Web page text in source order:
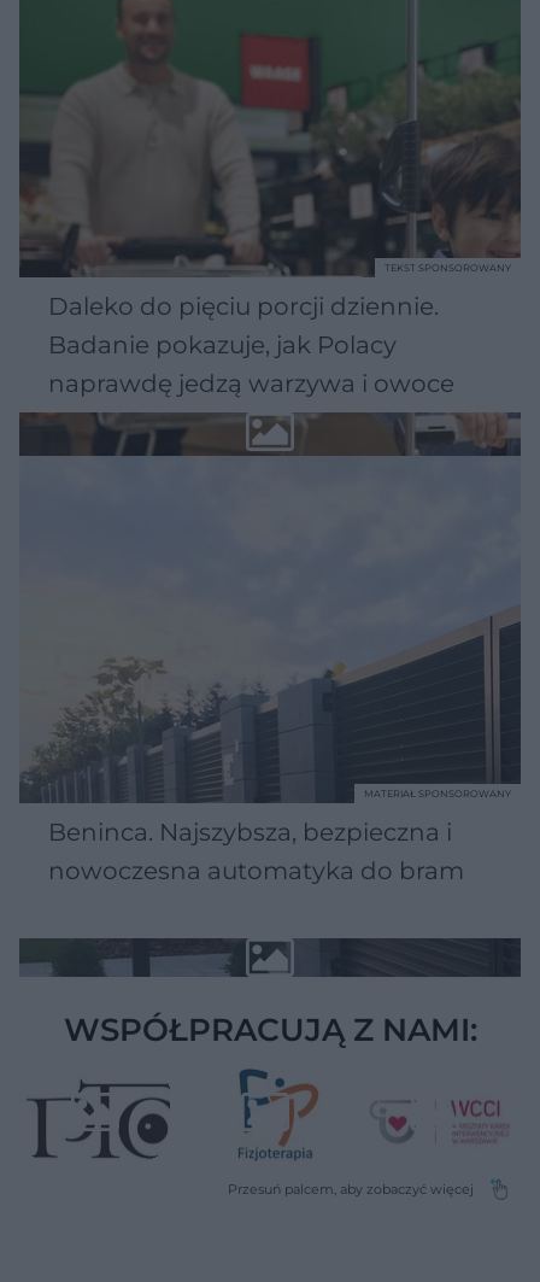
Daleko do pięciu porcji dziennie.
Badanie pokazuje, jak Polacy
naprawdę jedzą warzywa i owoce
TEKST SPONSOROWANY
Beninca. Najszybsza, bezpieczna i
nowoczesna automatyka do bram
MATERIAŁ SPONSOROWANY
WSPÓŁPRACUJĄ Z NAMI: